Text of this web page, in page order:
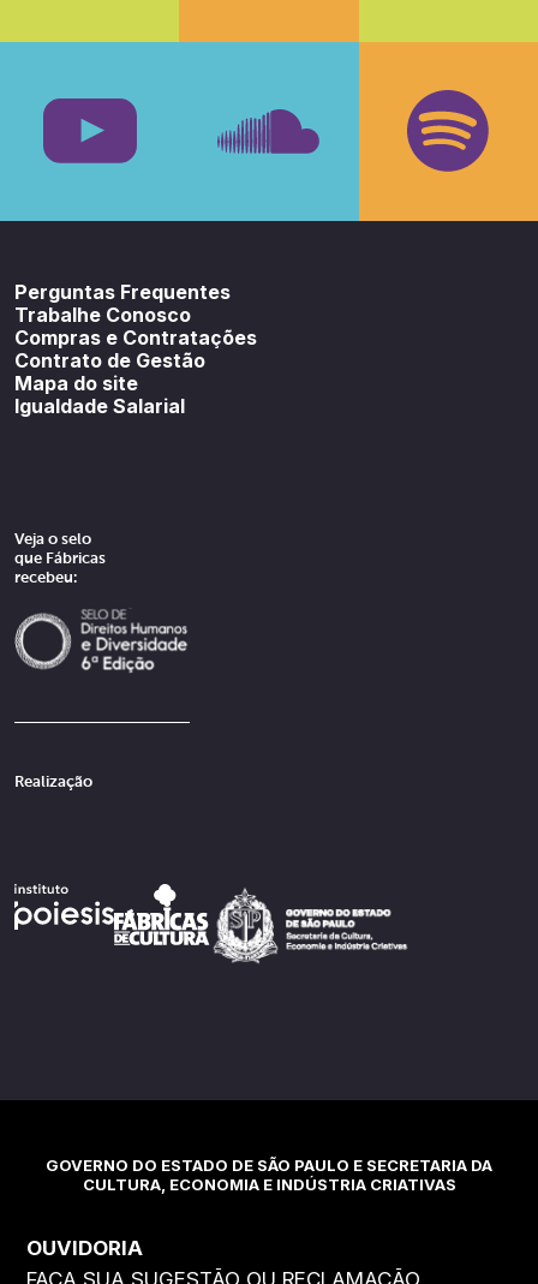
Facebook
Perguntas Frequentes
Trabalhe Conosco
Compras e Contratações
Contrato de Gestão
Mapa do site
Igualdade Salarial
Veja o selo
que Fábricas
recebeu:
Realização
GOVERNO DO ESTADO DE SÃO PAULO E SECRETARIA DA
CULTURA, ECONOMIA E INDÚSTRIA CRIATIVAS
OUVIDORIA